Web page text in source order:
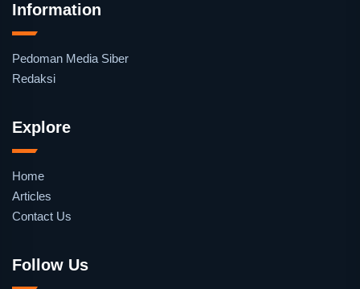
Information
Pedoman Media Siber
Redaksi
Explore
Home
Articles
Contact Us
Follow Us